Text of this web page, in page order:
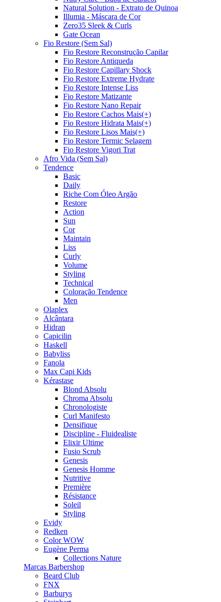
Natural Solution - Extrato de Quinoa
Illumia - Máscara de Cor
Zero35 Sleek & Curls
Gate Ocean
Fio Restore (Sem Sal)
Fio Restore Reconstrução Capilar
Fio Restore Antiqueda
Fio Restore Capillary Shock
Fio Restore Extreme Hydrate
Fio Restore Intense Liss
Fio Restore Matizante
Fio Restore Nano Repair
Fio Restore Cachos Mais(+)
Fio Restore Hidrata Mais(+)
Fio Restore Lisos Mais(+)
Fio Restore Termic Selagem
Fio Restore Vigori Trat
Afro Vida (Sem Sal)
Tendence
Basic
Daily
Riche Com Óleo Argão
Restore
Action
Sun
Cor
Maintain
Liss
Curly
Volume
Styling
Technical
Coloração Tendence
Men
Olaplex
Alcântara
Hidran
Capicilin
Haskell
Babyliss
Fanola
Max Capi Kids
Kérastase
Blond Absolu
Chroma Absolu
Chronologiste
Curl Manifesto
Densifique
Discipline - Fluidealiste
Elixir Ultime
Fusio Scrub
Genesis
Genesis Homme
Nutritive
Première
Résistance
Soleil
Styling
Evidy
Redken
Color WOW
Eugène Perma
Collections Nature
Marcas Barbershop
Beard Club
FNX
Barburys